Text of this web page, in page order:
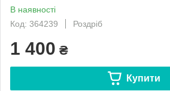
В наявності
Код: 364239
Роздріб
1 400 ₴
Купити